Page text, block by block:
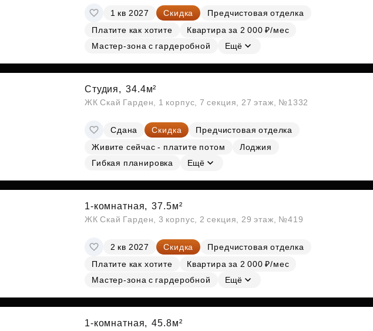
1 кв 2027 Скидка
Предчистовая отделка
Платите как хотите
Квартира за 2 000 ₽/мес
Мастер-зона с гардеробной
Ещё
Студия, 34.4м²
ЖК Скай Гарден, 1 корпус, 7 секция, 27 этаж, №1332
Сдана Скидка
Предчистовая отделка
Живите сейчас - платите потом
Лоджия
Гибкая планировка
Ещё
1-комнатная, 37.5м²
ЖК Скай Гарден, 3 корпус, 2 секция, 29 этаж, №419
2 кв 2027 Скидка
Предчистовая отделка
Платите как хотите
Квартира за 2 000 ₽/мес
Мастер-зона с гардеробной
Ещё
1-комнатная, 45.8м²